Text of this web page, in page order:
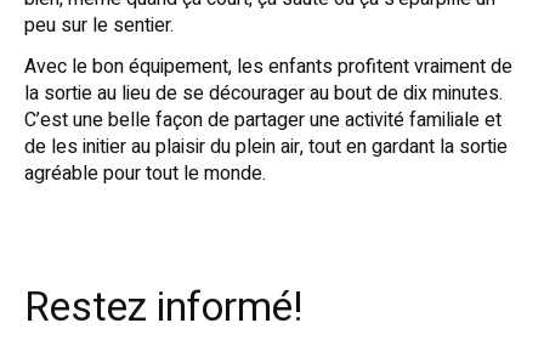
peu sur le sentier.
Avec le bon équipement, les enfants profitent vraiment de
la sortie au lieu de se décourager au bout de dix minutes.
C’est une belle façon de partager une activité familiale et
de les initier au plaisir du plein air, tout en gardant la sortie
agréable pour tout le monde.
Restez informé!